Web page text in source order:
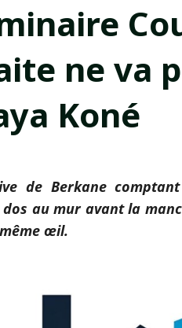
ne va
Koné
de Berkane
dos au mur avant la
œil.